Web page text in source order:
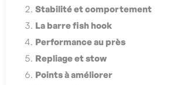
Stabilité et comportement
La barre fish hook
Performance au près
Repliage et stow
Points à améliorer